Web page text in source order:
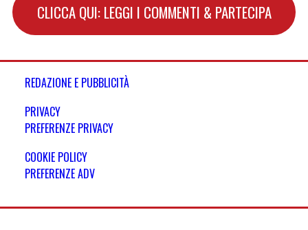
CLICCA QUI: LEGGI I COMMENTI & PARTECIPA
REDAZIONE E PUBBLICITÀ
PRIVACY
PREFERENZE PRIVACY
COOKIE POLICY
PREFERENZE ADV